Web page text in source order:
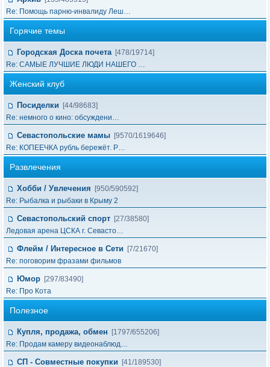
Re: Помощь парню-инвалиду Леш…
Горячие темы
Городская Доска почета [478/19714]
Re: САМЫЕ ЛУЧШИЕ ЛЮДИ НАШЕГО …
Женский клуб
Посиделки
[44/98683]
Re: немного о кино: обсуждени…
Севастопольские мамы [9570/1619646]
Re: КОПЕЕЧКА рубль бережёт. Р…
Развлечения
Хобби / Увлечения
[950/590592]
Re: Рыбалка и рыбаки в Крыму 2
Севастопольский спорт [27/38580]
Ледовая арена ЦСКА г. Севасто…
Флейм / Интересное в Cети
[7/21670]
Re: поговорим фразами фильмов
Юмор [297/83490]
Re: Про Кота
Полезное
Купля, продажа, обмен
[1797/655206]
Re: Продам камеру видеонаблюд…
СП - Совместные покупки
[41/189530]